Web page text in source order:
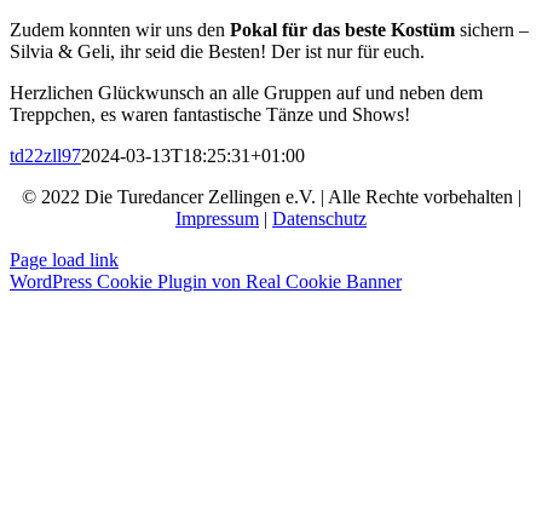
Zudem konnten wir uns den Pokal für das beste Kostüm sichern –
Silvia & Geli, ihr seid die Besten! Der ist nur für euch.
Herzlichen Glückwunsch an alle Gruppen auf und neben dem
Treppchen, es waren fantastische Tänze und Shows!
td22zll972024-03-13T18:25:31+01:00
© 2022 Die Turedancer Zellingen e.V. | Alle Rechte vorbehalten |
Impressum | Datenschutz
Page load link
WordPress Cookie Plugin von Real Cookie Banner